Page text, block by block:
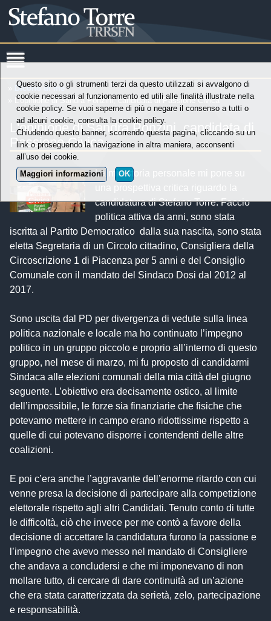
Dicono di me
» L'opinione di Sandra Ponzini, candidata di Passione Civica
L'opinione di Sandra Ponzini, candidata di
Passione Civica
La mia storia personale mi pone su
candidatura di Stefano Torre. Faccio
politica attiva da anni, sono stata
iscritta al Partito Democratico dalla sua nascita, sono stata
eletta Segretaria di un Circolo cittadino, Consigliera della
Circoscrizione 1 di Piacenza per 5 anni e del Consiglio
Comunale con il mandato del Sindaco Dosi dal 2012 al
2017.
Sono uscita dal PD per divergenza di vedute sulla linea
politica nazionale e locale ma ho continuato l’impegno
politico in un gruppo piccolo e proprio all’interno di questo
gruppo, nel mese di marzo, mi fu proposto di candidarmi
Sindaca alle elezioni comunali della mia città del giugno
seguente. L’obiettivo era decisamente ostico, al limite
dell’impossibile, le forze sia finanziarie che fisiche che
potevamo mettere in campo erano ridottissime rispetto a
quelle di cui potevano disporre i contendenti delle altre
coalizioni.
E poi c’era anche l’aggravante dell’enorme ritardo con cui
venne presa la decisione di partecipare alla competizione
elettorale rispetto agli altri Candidati. Tenuto conto di tutte
le difficoltà, ciò che invece per me contò a favore della
decisione di accettare la candidatura furono la passione e
l’impegno che avevo messo nel mandato di Consigliere
che andava a concludersi e che mi imponevano di non
mollare tutto, di cercare di dare continuità ad un’azione
che era stata caratterizzata da serietà, zelo, partecipazione
e responsabilità.
Questo sito o gli strumenti terzi da questo utilizzati si avvalgono di
cookie necessari al funzionamento ed utili alle finalità illustrate nella
cookie policy. Se vuoi saperne di più o negare il consenso a tutti o
ad alcuni cookie, consulta la cookie policy.
Chiudendo questo banner, scorrendo questa pagina, cliccando su un
link o proseguendo la navigazione in altra maniera, acconsenti
all’uso dei cookie.
Maggiori informazioni
OK